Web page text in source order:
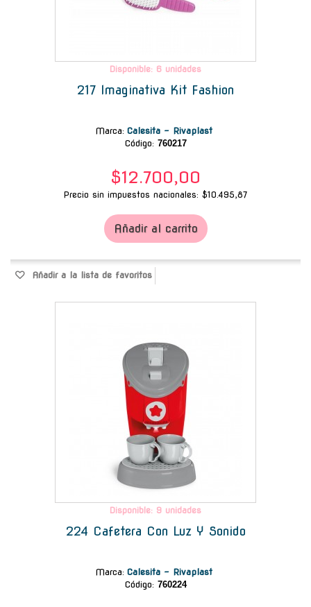
Disponible: 6 unidades
217 Imaginativa Kit Fashion
Marca: Calesita - Rivaplast
Código: 760217
$12.700,00
Precio sin impuestos nacionales: $10.495,87
Añadir al carrito
Añadir a la lista de favoritos
Disponible: 9 unidades
224 Cafetera Con Luz Y Sonido
Marca: Calesita - Rivaplast
Código: 760224